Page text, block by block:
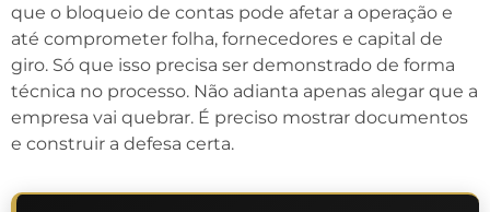
que o bloqueio de contas pode afetar a operação e
até comprometer folha, fornecedores e capital de
giro. Só que isso precisa ser demonstrado de forma
técnica no processo. Não adianta apenas alegar que a
empresa vai quebrar. É preciso mostrar documentos
e construir a defesa certa.